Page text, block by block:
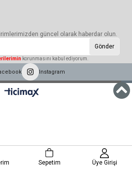
güncel olarak haberdar olun.
Gönder
korunmasını kabul ediyorum.
Instagram
Sepetim Üye Girişi